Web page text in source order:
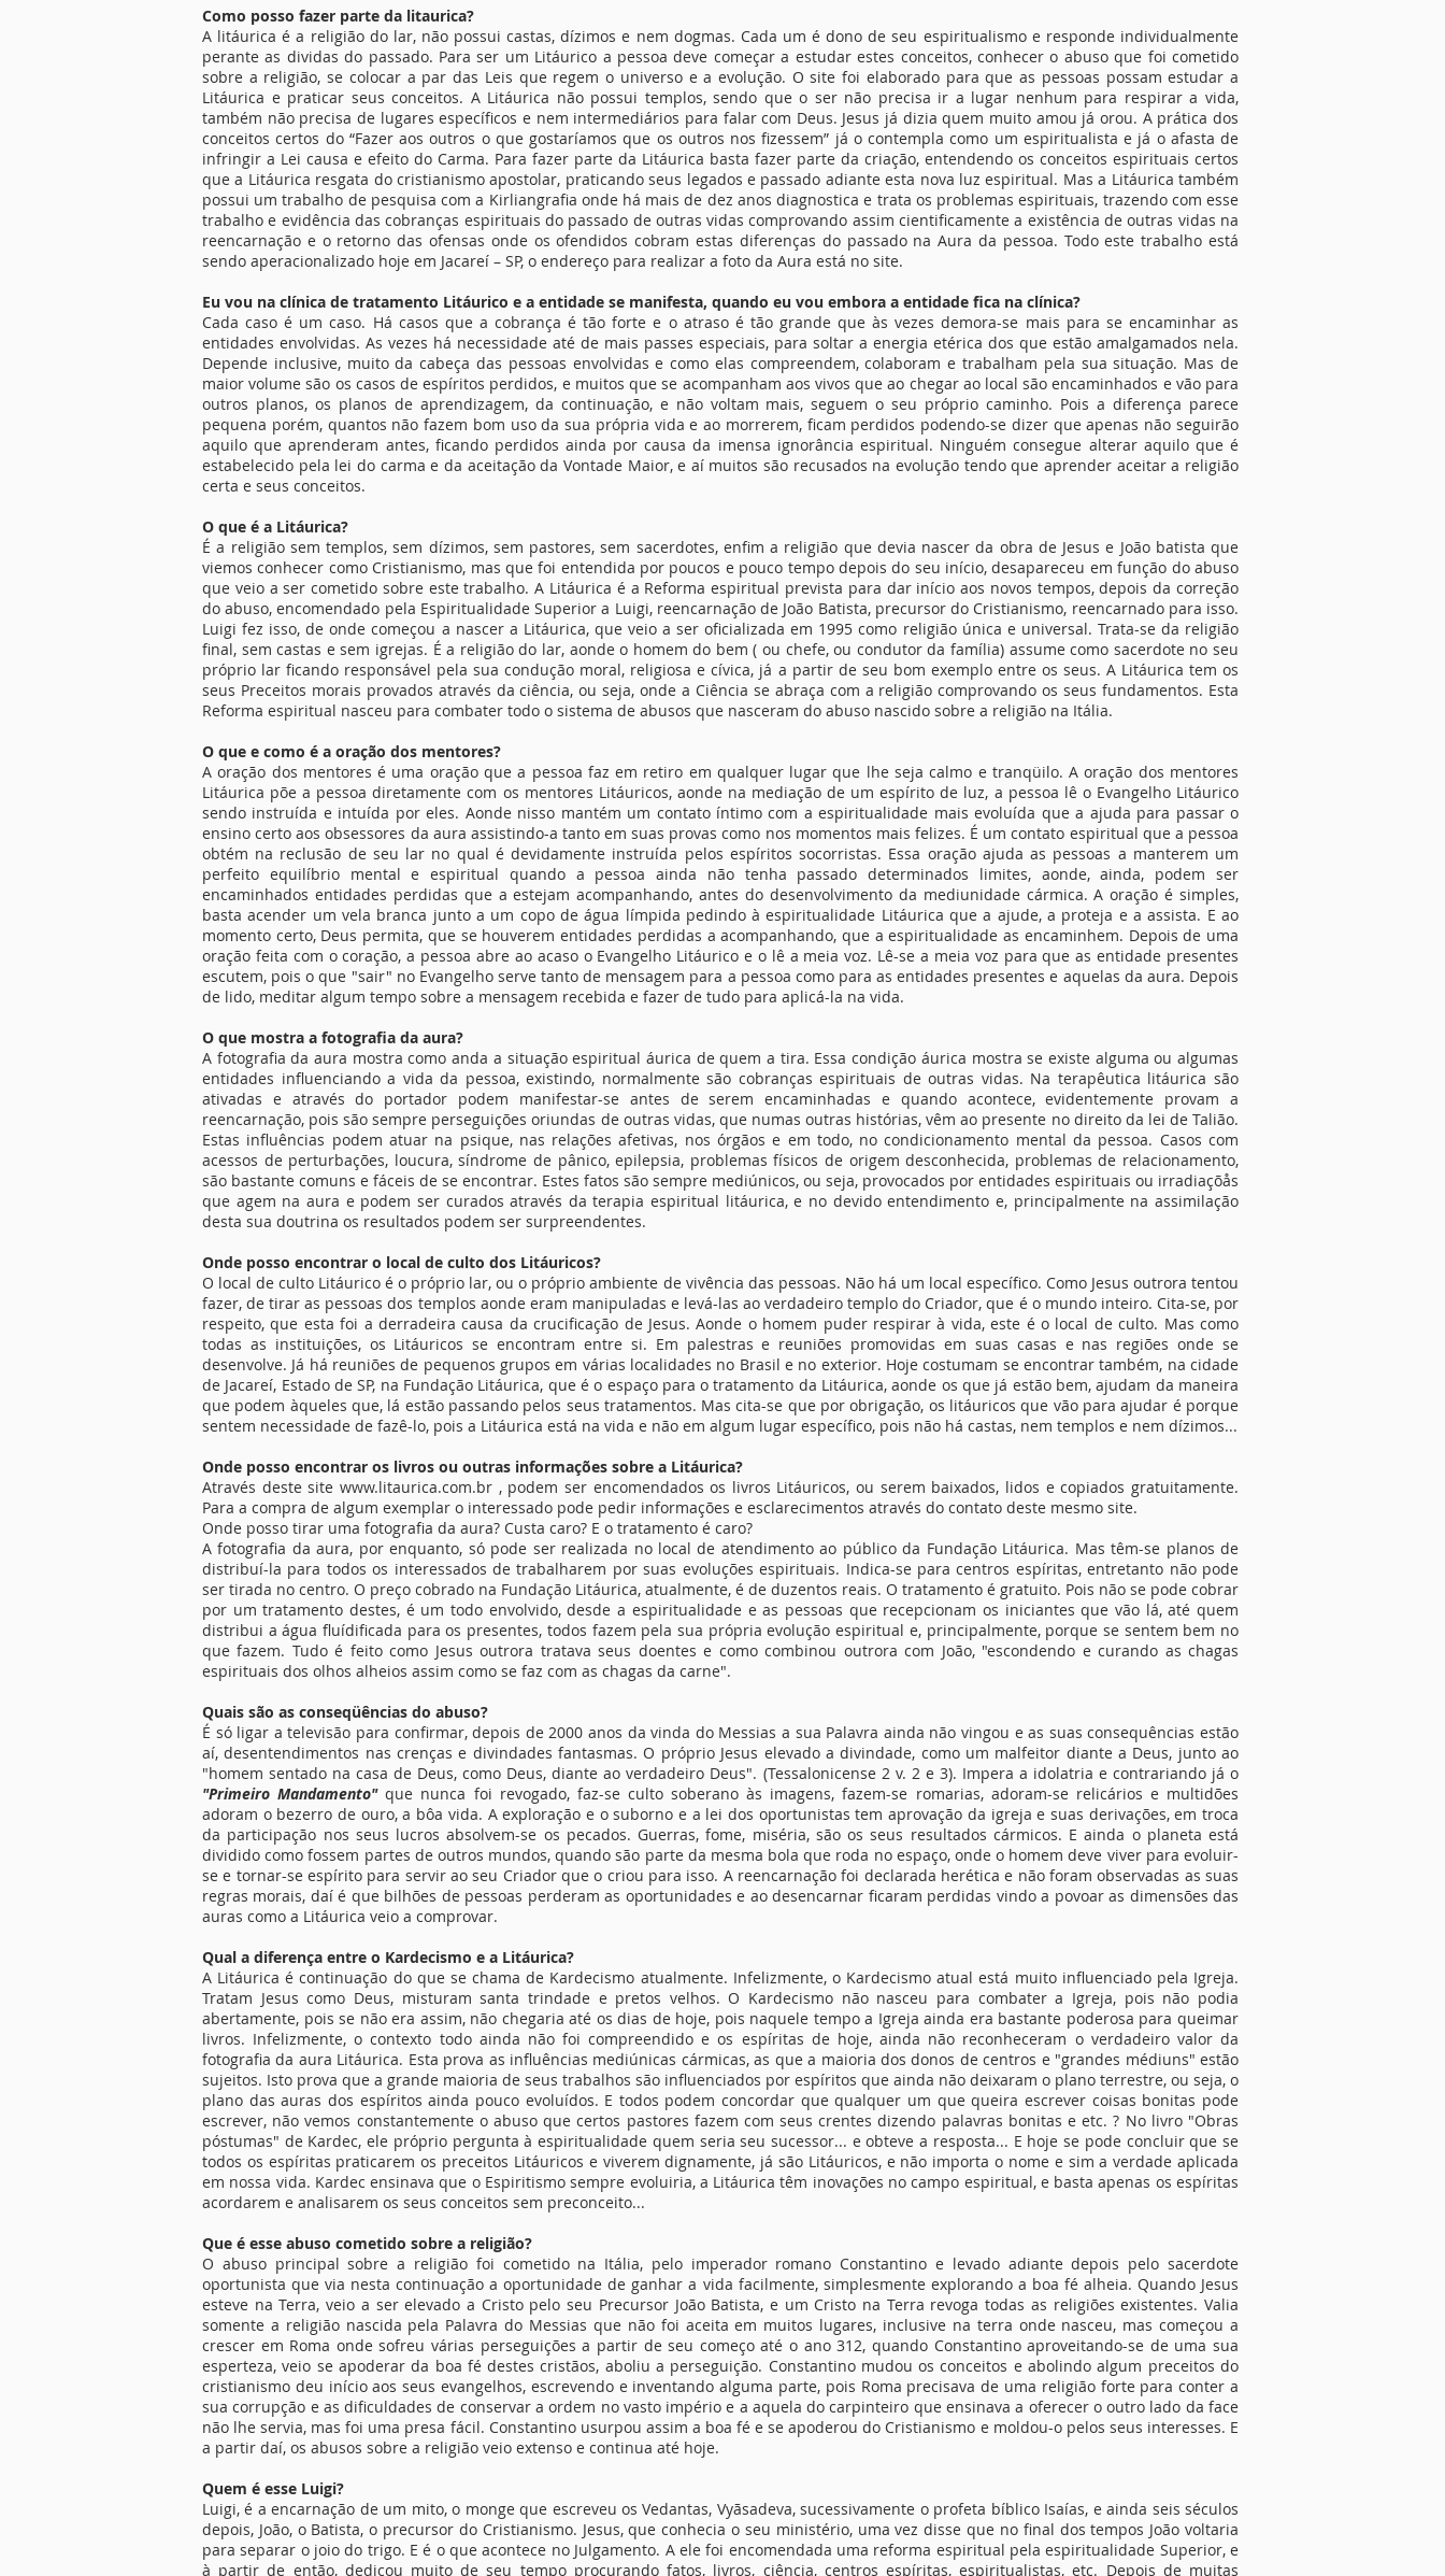
Como posso fazer parte da litaurica?
A litáurica é a religião do lar, não possui castas, dízimos e nem dogmas. Cada um é dono de seu espiritualismo e responde individualmente
perante as dividas do passado. Para ser um Litáurico a pessoa deve começar a estudar estes conceitos, conhecer o abuso que foi cometido
sobre a religião, se colocar a par das Leis que regem o universo e a evolução. O site foi elaborado para que as pessoas possam estudar a
Litáurica e praticar seus conceitos. A Litáurica não possui templos, sendo que o ser não precisa ir a lugar nenhum para respirar a vida,
também não precisa de lugares específicos e nem intermediários para falar com Deus. Jesus já dizia quem muito amou já orou. A prática dos
conceitos certos do “Fazer aos outros o que gostaríamos que os outros nos fizessem” já o contempla como um espiritualista e já o afasta de
infringir a Lei causa e efeito do Carma. Para fazer parte da Litáurica basta fazer parte da criação, entendendo os conceitos espirituais certos
que a Litáurica resgata do cristianismo apostolar, praticando seus legados e passado adiante esta nova luz espiritual. Mas a Litáurica também
possui um trabalho de pesquisa com a Kirliangrafia onde há mais de dez anos diagnostica e trata os problemas espirituais, trazendo com esse
trabalho e evidência das cobranças espirituais do passado de outras vidas comprovando assim cientificamente a existência de outras vidas na
reencarnação e o retorno das ofensas onde os ofendidos cobram estas diferenças do passado na Aura da pessoa. Todo este trabalho está
sendo aperacionalizado hoje em Jacareí – SP, o endereço para realizar a foto da Aura está no site.
Eu vou na clínica de tratamento Litáurico e a entidade se manifesta, quando eu vou embora a entidade fica na clínica?
Cada caso é um caso. Há casos que a cobrança é tão forte e o atraso é tão grande que às vezes demora-se mais para se encaminhar as
entidades envolvidas. As vezes há necessidade até de mais passes especiais, para soltar a energia etérica dos que estão amalgamados nela.
Depende inclusive, muito da cabeça das pessoas envolvidas e como elas compreendem, colaboram e trabalham pela sua situação. Mas de
maior volume são os casos de espíritos perdidos, e muitos que se acompanham aos vivos que ao chegar ao local são encaminhados e vão para
outros planos, os planos de aprendizagem, da continuação, e não voltam mais, seguem o seu próprio caminho. Pois a diferença parece
pequena porém, quantos não fazem bom uso da sua própria vida e ao morrerem, ficam perdidos podendo-se dizer que apenas não seguirão
aquilo que aprenderam antes, ficando perdidos ainda por causa da imensa ignorância espiritual. Ninguém consegue alterar aquilo que é
estabelecido pela lei do carma e da aceitação da Vontade Maior, e aí muitos são recusados na evolução tendo que aprender aceitar a religião
certa e seus conceitos.
O que é a Litáurica?
É a religião sem templos, sem dízimos, sem pastores, sem sacerdotes, enfim a religião que devia nascer da obra de Jesus e João batista que
viemos conhecer como Cristianismo, mas que foi entendida por poucos e pouco tempo depois do seu início, desapareceu em função do abuso
que veio a ser cometido sobre este trabalho. A Litáurica é a Reforma espiritual prevista para dar início aos novos tempos, depois da correção
do abuso, encomendado pela Espiritualidade Superior a Luigi, reencarnação de João Batista, precursor do Cristianismo, reencarnado para isso.
Luigi fez isso, de onde começou a nascer a Litáurica, que veio a ser oficializada em 1995 como religião única e universal. Trata-se da religião
final, sem castas e sem igrejas. É a religião do lar, aonde o homem do bem ( ou chefe, ou condutor da família) assume como sacerdote no seu
próprio lar ficando responsável pela sua condução moral, religiosa e cívica, já a partir de seu bom exemplo entre os seus. A Litáurica tem os
seus Preceitos morais provados através da ciência, ou seja, onde a Ciência se abraça com a religião comprovando os seus fundamentos. Esta
Reforma espiritual nasceu para combater todo o sistema de abusos que nasceram do abuso nascido sobre a religião na Itália.
O que e como é a oração dos mentores?
A oração dos mentores é uma oração que a pessoa faz em retiro em qualquer lugar que lhe seja calmo e tranqüilo. A oração dos mentores
Litáurica põe a pessoa diretamente com os mentores Litáuricos, aonde na mediação de um espírito de luz, a pessoa lê o Evangelho Litáurico
sendo instruída e intuída por eles. Aonde nisso mantém um contato íntimo com a espiritualidade mais evoluída que a ajuda para passar o
ensino certo aos obsessores da aura assistindo-a tanto em suas provas como nos momentos mais felizes. É um contato espiritual que a pessoa
obtém na reclusão de seu lar no qual é devidamente instruída pelos espíritos socorristas. Essa oração ajuda as pessoas a manterem um
perfeito equilíbrio mental e espiritual quando a pessoa ainda não tenha passado determinados limites, aonde, ainda, podem ser
encaminhados entidades perdidas que a estejam acompanhando, antes do desenvolvimento da mediunidade cármica. A oração é simples,
basta acender um vela branca junto a um copo de água límpida pedindo à espiritualidade Litáurica que a ajude, a proteja e a assista. E ao
momento certo, Deus permita, que se houverem entidades perdidas a acompanhando, que a espiritualidade as encaminhem. Depois de uma
oração feita com o coração, a pessoa abre ao acaso o Evangelho Litáurico e o lê a meia voz. Lê-se a meia voz para que as entidade presentes
escutem, pois o que "sair" no Evangelho serve tanto de mensagem para a pessoa como para as entidades presentes e aquelas da aura. Depois
de lido, meditar algum tempo sobre a mensagem recebida e fazer de tudo para aplicá-la na vida.
O que mostra a fotografia da aura?
A fotografia da aura mostra como anda a situação espiritual áurica de quem a tira. Essa condição áurica mostra se existe alguma ou algumas
entidades influenciando a vida da pessoa, existindo, normalmente são cobranças espirituais de outras vidas. Na terapêutica litáurica são
ativadas e através do portador podem manifestar-se antes de serem encaminhadas e quando acontece, evidentemente provam a
reencarnação, pois são sempre perseguições oriundas de outras vidas, que numas outras histórias, vêm ao presente no direito da lei de Talião.
Estas influências podem atuar na psique, nas relações afetivas, nos órgãos e em todo, no condicionamento mental da pessoa. Casos com
acessos de perturbações, loucura, síndrome de pânico, epilepsia, problemas físicos de origem desconhecida, problemas de relacionamento,
são bastante comuns e fáceis de se encontrar. Estes fatos são sempre mediúnicos, ou seja, provocados por entidades espirituais ou irradiaçõås
que agem na aura e podem ser curados através da terapia espiritual litáurica, e no devido entendimento e, principalmente na assimilação
desta sua doutrina os resultados podem ser surpreendentes.
Onde posso encontrar o local de culto dos Litáuricos?
O local de culto Litáurico é o próprio lar, ou o próprio ambiente de vivência das pessoas. Não há um local específico. Como Jesus outrora tentou
fazer, de tirar as pessoas dos templos aonde eram manipuladas e levá-las ao verdadeiro templo do Criador, que é o mundo inteiro. Cita-se, por
respeito, que esta foi a derradeira causa da crucificação de Jesus. Aonde o homem puder respirar à vida, este é o local de culto. Mas como
todas as instituições, os Litáuricos se encontram entre si. Em palestras e reuniões promovidas em suas casas e nas regiões onde se
desenvolve. Já há reuniões de pequenos grupos em várias localidades no Brasil e no exterior. Hoje costumam se encontrar também, na cidade
de Jacareí, Estado de SP, na Fundação Litáurica, que é o espaço para o tratamento da Litáurica, aonde os que já estão bem, ajudam da maneira
que podem àqueles que, lá estão passando pelos seus tratamentos. Mas cita-se que por obrigação, os litáuricos que vão para ajudar é porque
sentem necessidade de fazê-lo, pois a Litáurica está na vida e não em algum lugar específico, pois não há castas, nem templos e nem dízimos...
Onde posso encontrar os livros ou outras informações sobre a Litáurica?
Através deste site www.litaurica.com.br , podem ser encomendados os livros Litáuricos, ou serem baixados, lidos e copiados gratuitamente.
Para a compra de algum exemplar o interessado pode pedir informações e esclarecimentos através do contato deste mesmo site.
Onde posso tirar uma fotografia da aura? Custa caro? E o tratamento é caro?
A fotografia da aura, por enquanto, só pode ser realizada no local de atendimento ao público da Fundação Litáurica. Mas têm-se planos de
distribuí-la para todos os interessados de trabalharem por suas evoluções espirituais. Indica-se para centros espíritas, entretanto não pode
ser tirada no centro. O preço cobrado na Fundação Litáurica, atualmente, é de duzentos reais. O tratamento é gratuito. Pois não se pode cobrar
por um tratamento destes, é um todo envolvido, desde a espiritualidade e as pessoas que recepcionam os iniciantes que vão lá, até quem
distribui a água fluídificada para os presentes, todos fazem pela sua própria evolução espiritual e, principalmente, porque se sentem bem no
que fazem. Tudo é feito como Jesus outrora tratava seus doentes e como combinou outrora com João, "escondendo e curando as chagas
espirituais dos olhos alheios assim como se faz com as chagas da carne".
Quais são as conseqüências do abuso?
É só ligar a televisão para confirmar, depois de 2000 anos da vinda do Messias a sua Palavra ainda não vingou e as suas consequências estão
aí, desentendimentos nas crenças e divindades fantasmas. O próprio Jesus elevado a divindade, como um malfeitor diante a Deus, junto ao
"homem sentado na casa de Deus, como Deus, diante ao verdadeiro Deus". (Tessalonicense 2 v. 2 e 3). Impera a idolatria e contrariando já o
"Primeiro Mandamento"que nunca foi revogado, faz-se culto soberano às imagens, fazem-se romarias, adoram-se relicários e multidões
adoram o bezerro de ouro, a bôa vida. A exploração e o suborno e a lei dos oportunistas tem aprovação da igreja e suas derivações, em troca
da participação nos seus lucros absolvem-se os pecados. Guerras, fome, miséria, são os seus resultados cármicos. E ainda o planeta está
dividido como fossem partes de outros mundos, quando são parte da mesma bola que roda no espaço, onde o homem deve viver para evoluir-
se e tornar-se espírito para servir ao seu Criador que o criou para isso. A reencarnação foi declarada herética e não foram observadas as suas
regras morais, daí é que bilhões de pessoas perderam as oportunidades e ao desencarnar ficaram perdidas vindo a povoar as dimensões das
auras como a Litáurica veio a comprovar.
Qual a diferença entre o Kardecismo e a Litáurica?
A Litáurica é continuação do que se chama de Kardecismo atualmente. Infelizmente, o Kardecismo atual está muito influenciado pela Igreja.
Tratam Jesus como Deus, misturam santa trindade e pretos velhos. O Kardecismo não nasceu para combater a Igreja, pois não podia
abertamente, pois se não era assim, não chegaria até os dias de hoje, pois naquele tempo a Igreja ainda era bastante poderosa para queimar
livros. Infelizmente, o contexto todo ainda não foi compreendido e os espíritas de hoje, ainda não reconheceram o verdadeiro valor da
fotografia da aura Litáurica. Esta prova as influências mediúnicas cármicas, as que a maioria dos donos de centros e "grandes médiuns" estão
sujeitos. Isto prova que a grande maioria de seus trabalhos são influenciados por espíritos que ainda não deixaram o plano terrestre, ou seja, o
plano das auras dos espíritos ainda pouco evoluídos. E todos podem concordar que qualquer um que queira escrever coisas bonitas pode
escrever, não vemos constantemente o abuso que certos pastores fazem com seus crentes dizendo palavras bonitas e etc. ? No livro "Obras
póstumas" de Kardec, ele próprio pergunta à espiritualidade quem seria seu sucessor... e obteve a resposta... E hoje se pode concluir que se
todos os espíritas praticarem os preceitos Litáuricos e viverem dignamente, já são Litáuricos, e não importa o nome e sim a verdade aplicada
em nossa vida. Kardec ensinava que o Espiritismo sempre evoluiria, a Litáurica têm inovações no campo espiritual, e basta apenas os espíritas
acordarem e analisarem os seus conceitos sem preconceito...
Que é esse abuso cometido sobre a religião?
O abuso principal sobre a religião foi cometido na Itália, pelo imperador romano Constantino e levado adiante depois pelo sacerdote
oportunista que via nesta continuação a oportunidade de ganhar a vida facilmente, simplesmente explorando a boa fé alheia. Quando Jesus
esteve na Terra, veio a ser elevado a Cristo pelo seu Precursor João Batista, e um Cristo na Terra revoga todas as religiões existentes. Valia
somente a religião nascida pela Palavra do Messias que não foi aceita em muitos lugares, inclusive na terra onde nasceu, mas começou a
crescer em Roma onde sofreu várias perseguições a partir de seu começo até o ano 312, quando Constantino aproveitando-se de uma sua
esperteza, veio se apoderar da boa fé destes cristãos, aboliu a perseguição. Constantino mudou os conceitos e abolindo algum preceitos do
cristianismo deu início aos seus evangelhos, escrevendo e inventando alguma parte, pois Roma precisava de uma religião forte para conter a
sua corrupção e as dificuldades de conservar a ordem no vasto império e a aquela do carpinteiro que ensinava a oferecer o outro lado da face
não lhe servia, mas foi uma presa fácil. Constantino usurpou assim a boa fé e se apoderou do Cristianismo e moldou-o pelos seus interesses. E
a partir daí, os abusos sobre a religião veio extenso e continua até hoje.
Quem é esse Luigi?
Luigi, é a encarnação de um mito, o monge que escreveu os Vedantas, Vyãsadeva, sucessivamente o profeta bíblico Isaías, e ainda seis séculos
depois, João, o Batista, o precursor do Cristianismo. Jesus, que conhecia o seu ministério, uma vez disse que no final dos tempos João voltaria
para separar o joio do trigo. E é o que acontece no Julgamento. A ele foi encomendada uma reforma espiritual pela espiritualidade Superior, e
à partir de então, dedicou muito de seu tempo procurando fatos, livros, ciência, centros espíritas, espiritualistas, etc. Depois de muitas